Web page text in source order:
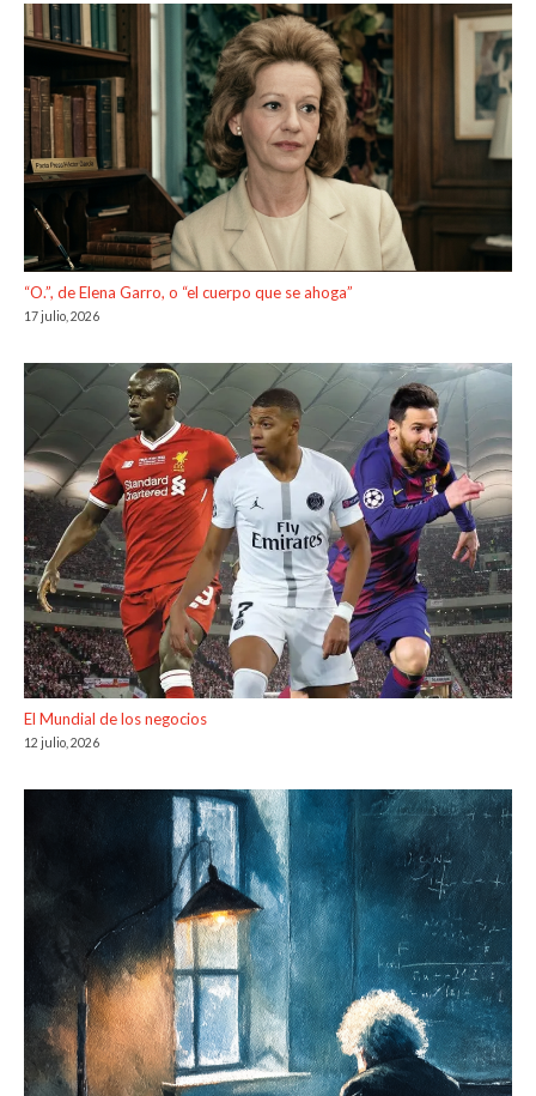
“O.”, de Elena Garro, o “el cuerpo que se ahoga”
17 julio, 2026
El Mundial de los negocios
12 julio, 2026